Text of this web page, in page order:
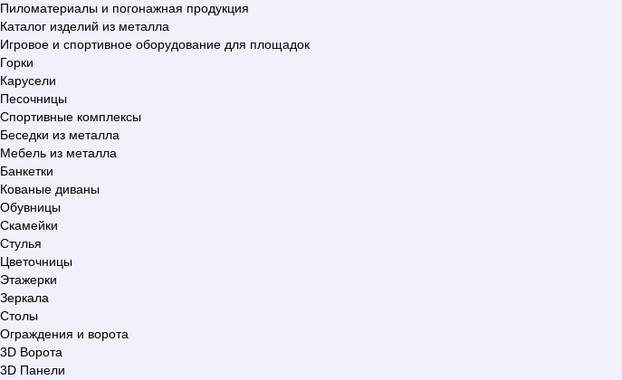
Пиломатериалы и погонажная продукция
Каталог изделий из металла
Игровое и спортивное оборудование для площадок
Горки
Карусели
Песочницы
Спортивные комплексы
Беседки из металла
Мебель из металла
Банкетки
Кованые диваны
Обувницы
Скамейки
Стулья
Цветочницы
Этажерки
Зеркала
Столы
Ограждения и ворота
3D Ворота
3D Панели